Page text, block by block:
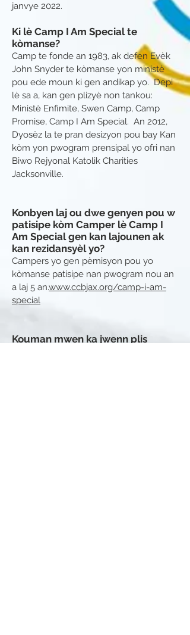
janvye 2022.
Ki lè Camp I Am Special te
kòmanse?
Camp te fonde an 1983, ak defen Evèk
John Snyder te kòmanse yon ministè
pou ede moun ki gen andikap yo. Depi
lè sa a, kan gen plizyè non tankou:
Ministè Enfimite, Swen Camp, Camp
Promise, Camp I Am Special. An 2012,
Dyosèz la te pran desizyon pou bay Kan
kòm yon pwogram prensipal yo ofri nan
Biwo Rejyonal Katolik Charities
Jacksonville.
Konbyen laj ou dwe genyen pou w
patisipe kòm Camper lè Camp I
Am Special gen kan lajounen ak
kan rezidansyèl yo?
Campers yo gen pèmisyon pou yo
kòmanse patisipe nan pwogram nou an
a laj 5 an.www.ccbjax.org/camp-i-am-
special
Kouman mwen ka jwenn plis